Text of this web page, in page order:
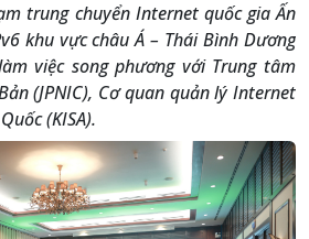
trung chuyển Internet quốc gia Ấn
khu vực châu Á – Thái Bình Dương
việc song phương với Trung tâm
(JPNIC), Cơ quan quản lý Internet
(KISA).